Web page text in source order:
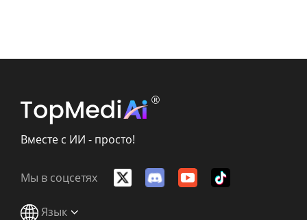
Вместе с ИИ - просто!
Мы в соцсетях
Язык